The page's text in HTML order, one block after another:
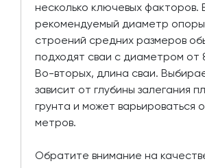
несколько ключевых факторов.
рекомендуемый диаметр
строений средних размеров
подходят сваи с диаметром от
Во-вторых, длина сваи.
зависит от глубины залегания
грунта и может варьироваться
метров.
Обратите внимание на